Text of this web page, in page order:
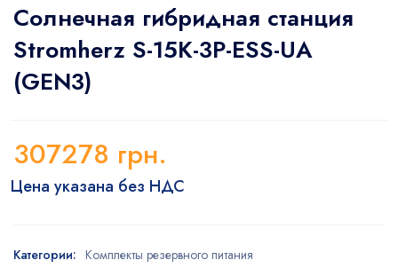
Солнечная гибридная станция
Stromherz S-15K-3Р-ESS-UA
(GEN3)
307278 грн.
Цена указана без НДС
Категории: Комплекты резервного питания